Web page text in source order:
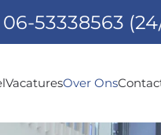
06-53338563
VacaturesOver Ons